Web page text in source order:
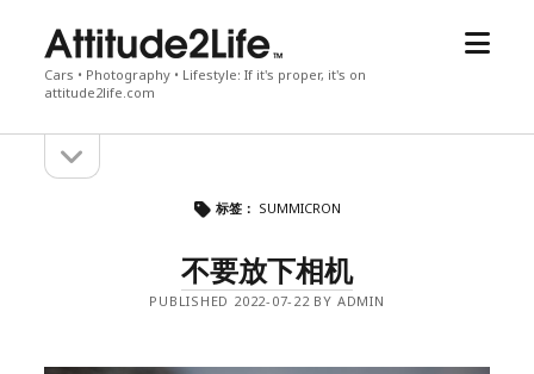
attitude2life
Cars • Photography • Lifestyle: If it's proper, it's on
attitude2life.com
open
Sidebarsidebar
标签： SUMMICRON
不要放下相机
PUBLISHED 2022-07-22 BY ADMIN